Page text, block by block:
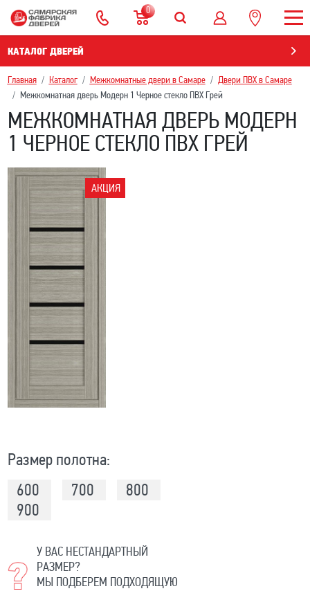
0
КАТАЛОГ ДВЕРЕЙ
Главная Каталог Межкомнатные двери в Самаре
Двери ПВХ в Самаре
Межкомнатная дверь Модерн 1 Черное стекло ПВХ Грей
МЕЖКОМНАТНАЯ ДВЕРЬ МОДЕРН
1 ЧЕРНОЕ СТЕКЛО ПВХ ГРЕЙ
АКЦИЯ
Размер полотна:
600
700
800
900
У ВАС НЕСТАНДАРТНЫЙ
РАЗМЕР?
МЫ ПОДБЕРЕМ ПОДХОДЯЩУЮ